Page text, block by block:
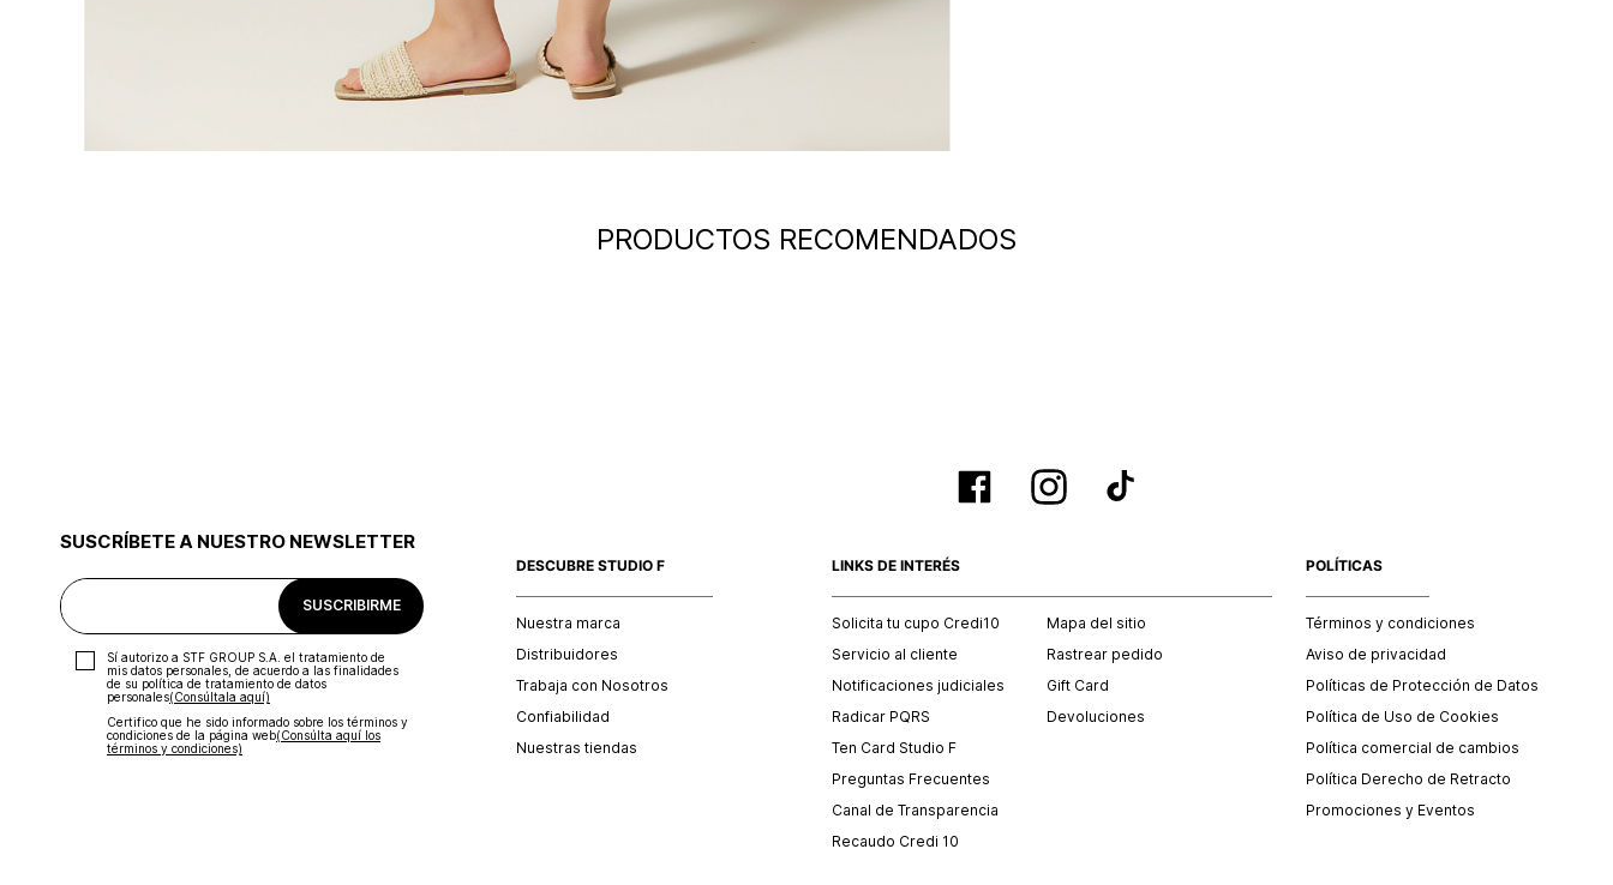
PRODUCTOS RECOMENDADOS
SUSCRÍBETE A NUESTRO NEWSLETTER
SUSCRIBIRME
Sí autorizo a STF GROUP S.A. el tratamiento de
mis datos personales, de acuerdo a las finalidades
de su política de tratamiento de datos
personales‎(Consúltala aquí)
Certifico que he sido informado sobre los términos y
condiciones de la página web‎(Consúlta aquí los
términos y condiciones)
DESCUBRE STUDIO F
Nuestra marca
Distribuidores
Trabaja con Nosotros
Confiabilidad
Nuestras tiendas
LINKS DE INTERÉS
Solicita tu cupo Credi10
Servicio al cliente
Notificaciones judiciales
Radicar PQRS
Ten Card Studio F
Preguntas Frecuentes
Canal de Transparencia
Recaudo Credi 10
Mapa del sitio
Rastrear pedido
Gift Card
Devoluciones
POLÍTICAS
Términos y condiciones
Aviso de privacidad
Políticas de Protección de Datos
Política de Uso de Cookies
Política comercial de cambios
Política Derecho de Retracto
Promociones y Eventos